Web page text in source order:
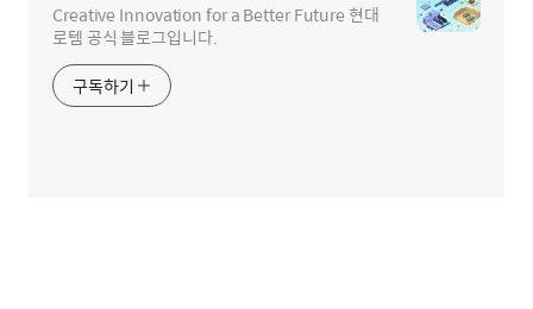
Creative Innovation for a Better Future 현대
로템 공식 블로그입니다.
구독하기